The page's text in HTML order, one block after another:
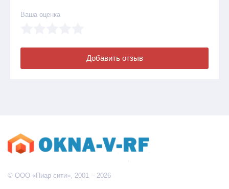
Ваша оценка
Добавить отзыв
© ООО «Пиар сити», 2001 – 2026